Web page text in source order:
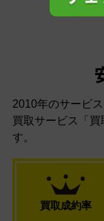
2010年のサービ
買取サービス「買
す。
買取成約率